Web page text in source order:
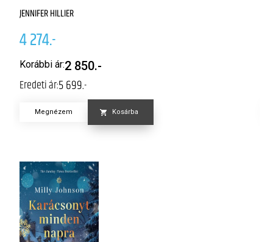
JENNIFER HILLIER
4 274.-
Korábbi ár:2 850.-
Eredeti ár:5 699.-
Megnézem Kosárba